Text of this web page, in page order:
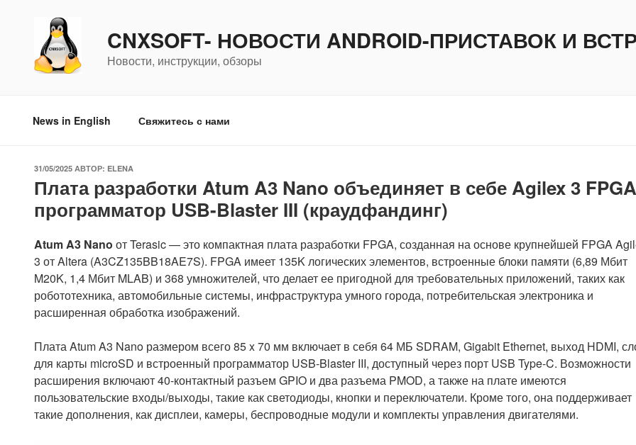
содержимому
CNXSOFT- НОВОСТИ ANDROID-ПРИСТАВОК И
Новости, инструкции, обзоры
News in English Свяжитесь с нами
ОПУБЛИКОВАНО
31/05/2025 АВТОР: ELENA
Плата разработки Atum A3 Nano объединяет в себе Agilex 3
программатор USB-Blaster III (краудфандинг)
Atum A3 Nano от Terasic — это компактная плата разработки FPGA, созданная на основе крупнейшей FPGA
3 от Altera (A3CZ135BB18AE7S). FPGA имеет 135K логических элементов, встроенные блоки памяти (6,89 Мбит
M20K, 1,4 Мбит MLAB) и 368 умножителей, что делает ее пригодной для требовательных приложений, таких как
робототехника, автомобильные системы, инфраструктура умного города, потребительская электроника и
расширенная обработка изображений.
Плата Atum A3 Nano размером всего 85 x 70 мм включает в себя 64 МБ SDRAM, Gigabit Ethernet, выход HDMI,
для карты microSD и встроенный программатор USB-Blaster III, доступный через порт USB Type-C. Возможности
расширения включают 40-контактный разъем GPIO и два разъема PMOD, а также на плате имеются
пользовательские входы/выходы, такие как светодиоды, кнопки и переключатели. Кроме того, она поддерживает
такие дополнения, как дисплеи, камеры, беспроводные модули и комплекты управления двигателями.